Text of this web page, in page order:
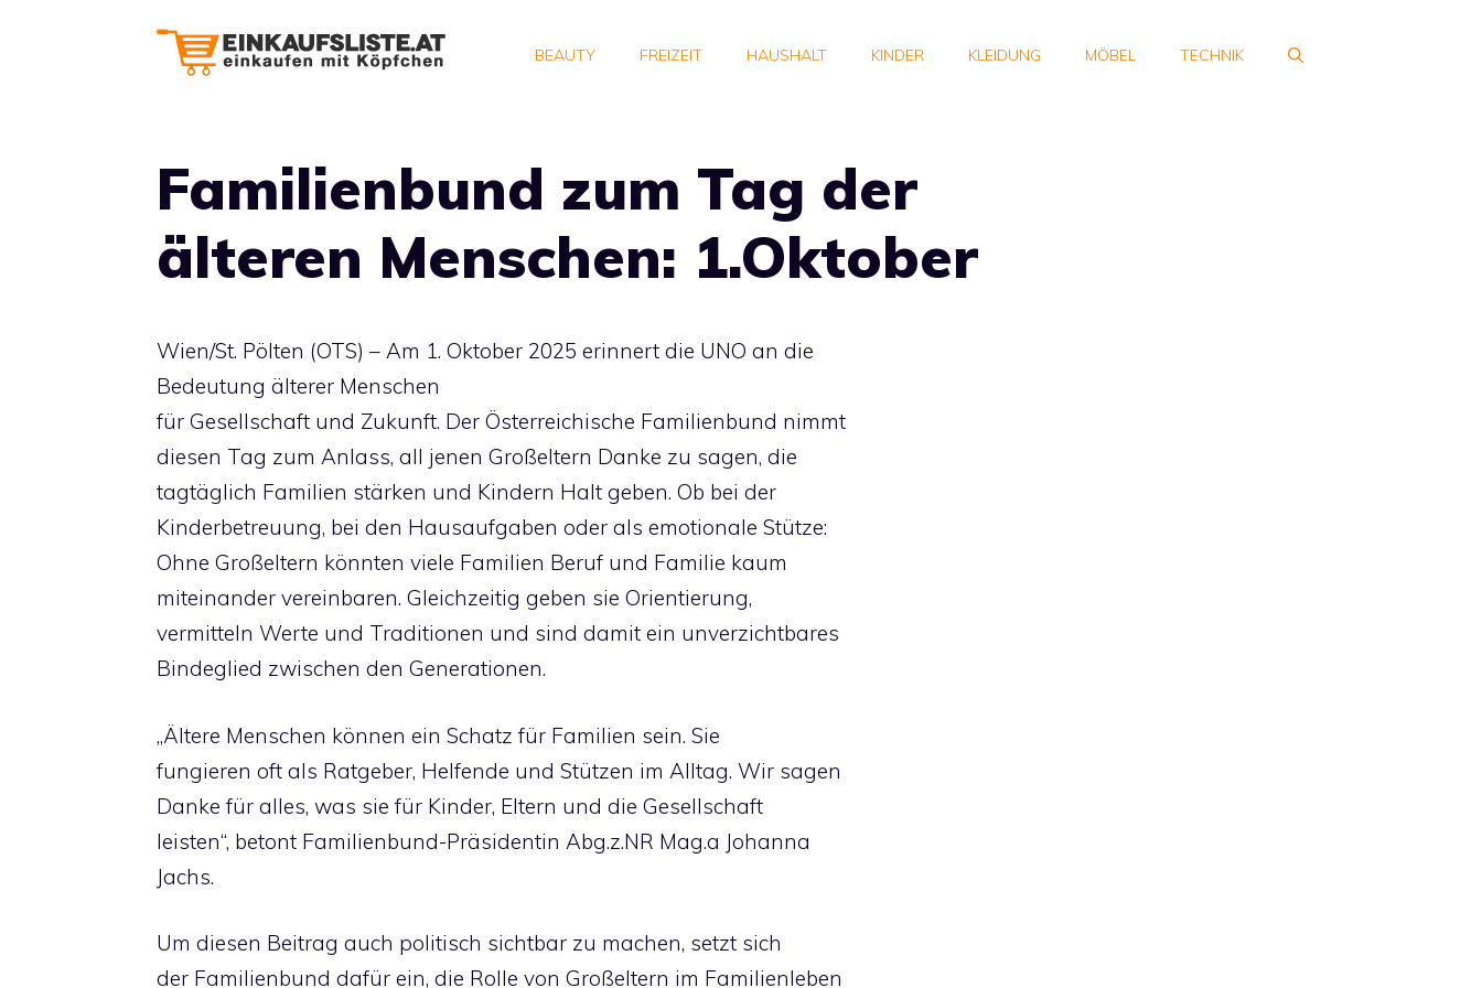
BEAUTY FREIZEIT HAUSHALT KINDER KLEIDUNG MÖBEL TECHNIK
Familienbund zum Tag der
älteren Menschen: 1.Oktober
Wien/St. Pölten (OTS) – Am 1. Oktober 2025 erinnert die UNO an die
Bedeutung älterer Menschen
für Gesellschaft und Zukunft. Der Österreichische Familienbund nimmt
diesen Tag zum Anlass, all jenen Großeltern Danke zu sagen, die
tagtäglich Familien stärken und Kindern Halt geben. Ob bei der
Kinderbetreuung, bei den Hausaufgaben oder als emotionale Stütze:
Ohne Großeltern könnten viele Familien Beruf und Familie kaum
miteinander vereinbaren. Gleichzeitig geben sie Orientierung,
vermitteln Werte und Traditionen und sind damit ein unverzichtbares
Bindeglied zwischen den Generationen.
„Ältere Menschen können ein Schatz für Familien sein. Sie
fungieren oft als Ratgeber, Helfende und Stützen im Alltag. Wir sagen
Danke für alles, was sie für Kinder, Eltern und die Gesellschaft
leisten“, betont Familienbund-Präsidentin Abg.z.NR Mag.a Johanna
Jachs.
Um diesen Beitrag auch politisch sichtbar zu machen, setzt sich
der Familienbund dafür ein, die Rolle von Großeltern im Familienleben